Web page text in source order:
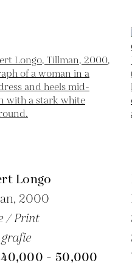
Longo
2000
/ Print
40,000 - 50,000